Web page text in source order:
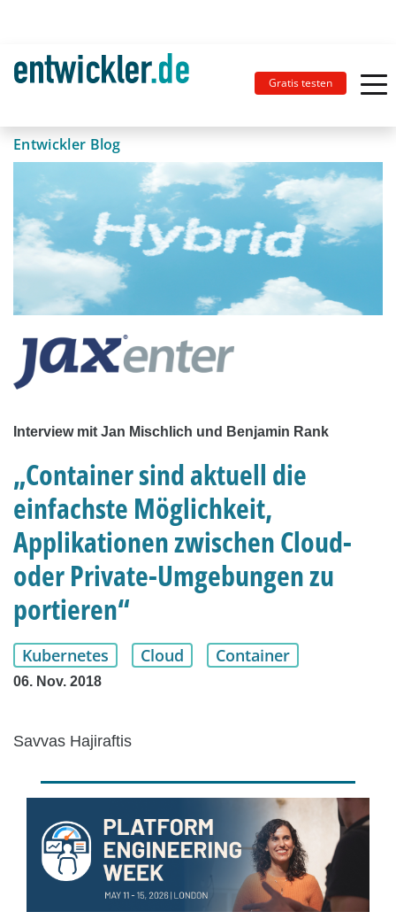
Gratis testen
Entwickler Blog
Interview mit Jan Mischlich und Benjamin Rank
„Container sind aktuell die
einfachste Möglichkeit,
Applikationen zwischen Cloud-
oder Private-Umgebungen zu
portieren“
Kubernetes Cloud Container
06. Nov. 2018
Savvas Hajiraftis